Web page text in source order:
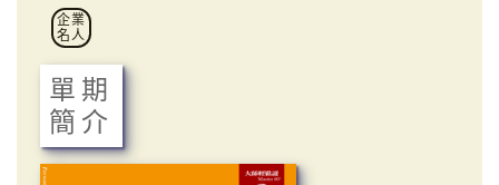
企業
名人
單期
簡介